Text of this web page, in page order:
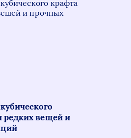
редких вещей и